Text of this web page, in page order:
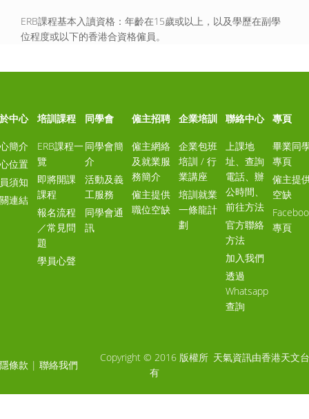
ERB課程基本入讀資格：年齡在15歲或以上，以及學歷在副學
位程度或以下的香港合資格僱員。
中心
簡介
位置
須知
連結
培訓課程
ERB課程一
覽
即將開課
課程
報名流程
／常見問
題
學員心聲
同學會
同學會簡
介
活動及義
工服務
同學會通
訊
僱主招聘
僱主網絡
及就業服
務簡介
僱主提供
職位空缺
企業培訓
企業包班
培訓 / 行
業講座
培訓就業
一條龍計
劃
聯絡中心
上課地
址、查詢
電話、辦
公時間、
前往方法
官方聯絡
方法
加入我們
透過
Whatsapp
查詢
專頁
畢業同
專頁
僱主提
空缺
專頁
條款 | 聯絡我們
Copyright © 2016 版權所
有
天氣資訊由香港天文